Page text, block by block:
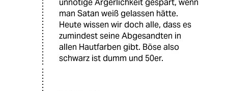
unnötige Ärgerlichkeit gespart, wenn
man Satan weiß gelassen hätte.
Heute wissen wir doch alle, dass es
zumindest seine Abgesandten in
allen Hautfarben gibt. Böse also
schwarz ist dumm und 50er.